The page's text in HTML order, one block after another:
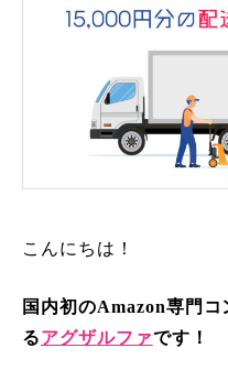
こんにちは！
国内初のAmazon専門
るアグザルファです！